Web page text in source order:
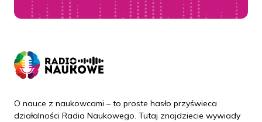
O nauce z naukowcami – to proste hasło przyświeca
działalności Radia Naukowego. Tutaj znajdziecie wywiady